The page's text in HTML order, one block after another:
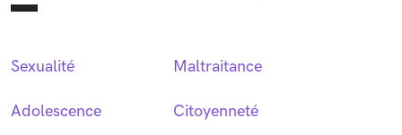
Sexualité
Adolescence
Maltraitance
Citoyenneté